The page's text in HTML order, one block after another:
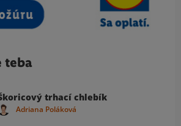
teba
trhací chlebík
Adriana Poláková